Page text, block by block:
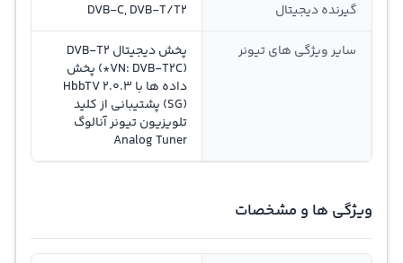
گیرنده دیجیتال DVB-C, DVB-T/T2
سایر ویژگی های تیونر
پخش دیجیتال DVB-T2
(*VN: DVB-T2C) پخش
داده ها با HbbTV 2.0.3
(SG) پشتیبانی از کلید
تلویزیون تیونر آنالوگ
Analog Tuner
ویژگی ها و مشخصات